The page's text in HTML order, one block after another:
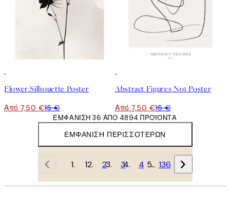
Flower Silhouette Poster
Από 7,50 €15 €
Abstract Figures No1 Poster
Από 7,50 €15 €
ΕΜΦΆΝΙΣΗ ΠΕΡΙΣΣΌΤΕΡΩΝ
ΕΜΦΆΝΙΣΗ 36 ΑΠΌ 4894 ΠΡΟΪΌΝΤΑ
1 2 3 4 … 136